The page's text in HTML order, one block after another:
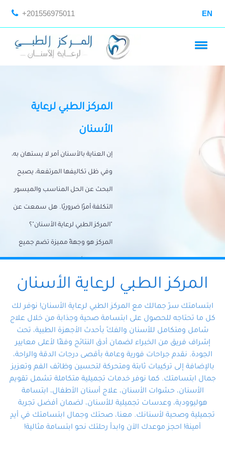
+201556975011 EN
المركز الطبي لرعاية
الأسنان
إن العناية بالأسنان أمر لا يستهان به،
وفي ظل تكاليفها المرتفعة، يصبح
البحث عن الحل المناسب والميسور
التكلفة أمرًا ضروريًا. هل سمعت عن
"المركز الطبي لرعاية الأسنان"؟
المركز هو وجهةً مميزة تضم جميع
احتياجات الأسنان تحت سقف واحد،
وتضمن لك حلاً شاملًا لجميع
المتخصص ذوي الخبرة، ستجد نفسك
في أيد أمينة تلبي احتياجاتك بكل
احترافية ودقة.
المركز الطبي لرعاية الأسنان
ابتسامتك سرّ جمالك مع المركز الطبي لرعاية الأسنان! نوفر لك
كل ما تحتاجه للحصول على ابتسامة صحية وجذابة من خلال علاج
شامل ومتكامل للأسنان والفكّ بأحدث الأجهزة الطبية، تحت
إشراف فريق من الخبراء لضمان أدق النتائج وفقًا لأعلى معايير
الجودة. نقدم جراحات فورية وعامة بأقصى درجات الدقة والراحة،
بالإضافة إلى تركيبات ثابتة ومتحركة لتحسين وظائف الفم وتعزيز
جمال ابتسامتك. كما نوفر خدمات تجميلية متكاملة تشمل تقويم
الأسنان، حشوات الأسنان، علاج أسنان الأطفال، ابتسامة
هوليوودية، وعدسات تجميلية للأسنان، لضمان أفضل تجربة
تجميلية وصحية لأسنانك. معنا، صحتك وجمال ابتسامتك في أيدٍ
أمينة! احجز موعدك الآن وابدأ رحلتك نحو ابتسامة مثالية!